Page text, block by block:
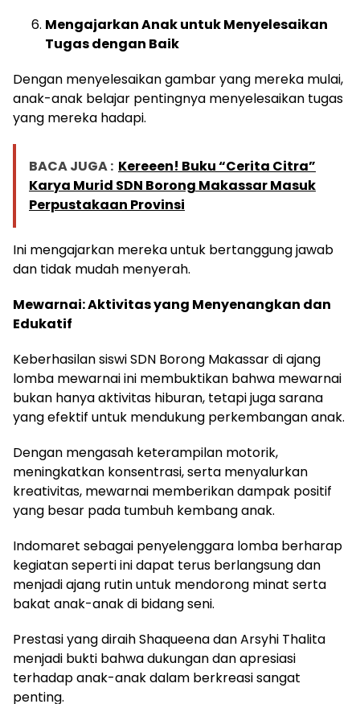
Mengajarkan Anak untuk Menyelesaikan
Tugas dengan Baik
Dengan menyelesaikan gambar yang mereka mulai,
anak-anak belajar pentingnya menyelesaikan tugas
yang mereka hadapi.
BACA JUGA : Kereeen! Buku “Cerita Citra”
Karya Murid SDN Borong Makassar Masuk
Perpustakaan Provinsi
Ini mengajarkan mereka untuk bertanggung jawab
dan tidak mudah menyerah.
Mewarnai: Aktivitas yang Menyenangkan dan
Edukatif
Keberhasilan siswi SDN Borong Makassar di ajang
lomba mewarnai ini membuktikan bahwa mewarnai
bukan hanya aktivitas hiburan, tetapi juga sarana
yang efektif untuk mendukung perkembangan anak.
Dengan mengasah keterampilan motorik,
meningkatkan konsentrasi, serta menyalurkan
kreativitas, mewarnai memberikan dampak positif
yang besar pada tumbuh kembang anak.
Indomaret sebagai penyelenggara lomba berharap
kegiatan seperti ini dapat terus berlangsung dan
menjadi ajang rutin untuk mendorong minat serta
bakat anak-anak di bidang seni.
Prestasi yang diraih Shaqueena dan Arsyhi Thalita
menjadi bukti bahwa dukungan dan apresiasi
terhadap anak-anak dalam berkreasi sangat
penting.